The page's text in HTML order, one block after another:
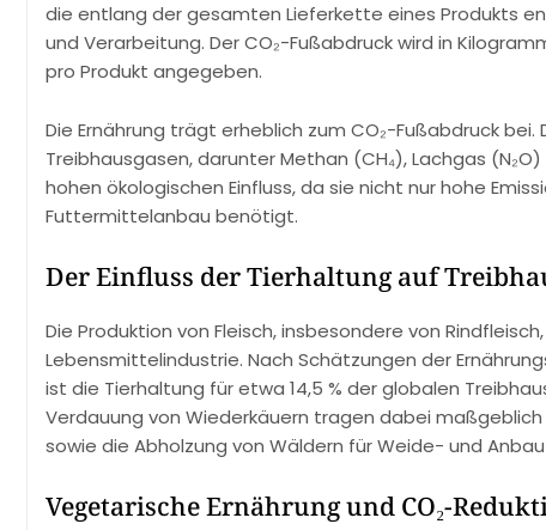
die entlang der gesamten Lieferkette eines Produkts
und Verarbeitung. Der CO₂-Fußabdruck wird in
pro Produkt angegeben.
Die Ernährung trägt erheblich zum CO₂-Fußabdruck
Treibhausgasen, darunter Methan (CH₄), Lachgas
hohen ökologischen Einfluss, da sie nicht nur hohe
Futtermittelanbau benötigt.
Der Einfluss der Tierhaltung auf
Die Produktion von Fleisch, insbesondere von
Lebensmittelindustrie. Nach Schätzungen der
ist die Tierhaltung für etwa 14,5 % der globalen
Verdauung von Wiederkäuern tragen dabei
sowie die Abholzung von Wäldern für Weide- und
Vegetarische Ernährung und CO₂-